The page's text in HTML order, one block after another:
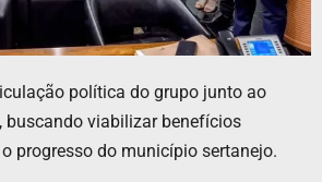
política do grupo junto ao
buscando viabilizar benefícios
progresso do município sertanejo.